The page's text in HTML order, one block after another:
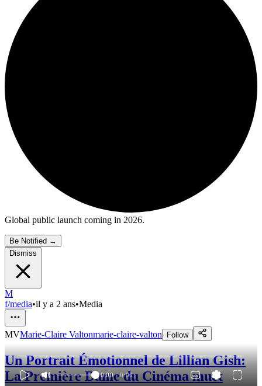
Global public launch coming in 2026.
Be Notified →
Dismiss
M
f/media•il y a 2 ans•Media
MVMarie-Claire Valtonmarie-claire-valton Follow
Un Portrait Émotionnel de Lillian Gish:
La Première Dame du Cinéma muet
0:00 / 0:00